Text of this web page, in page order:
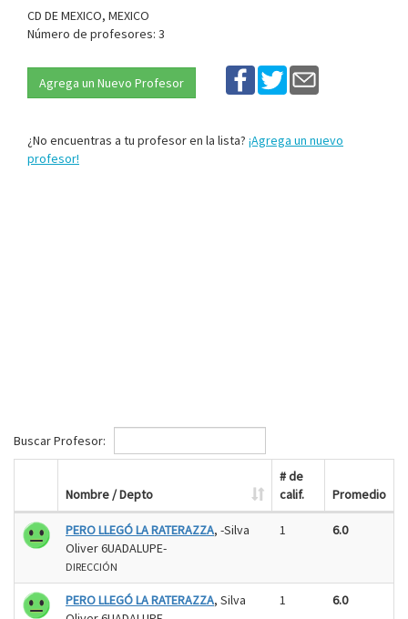
CD DE MEXICO, MEXICO
Número de profesores: 3
Agrega un Nuevo Profesor
¿No encuentras a tu profesor en la lista? ¡Agrega un nuevo
profesor!
Buscar Profesor:
Nombre / Depto
# de
calif.
Promedio
PERO LLEGÓ LA RATERAZZA, -Silva
Oliver 6UADALUPE-
DIRECCIÓN
1 6.0
PERO LLEGÓ LA RATERAZZA, Silva
1 6.0